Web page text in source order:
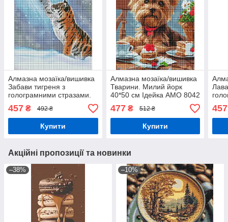
Алмазна мозаїка/вишивка
Забави тигреня з
голограмними стразами.
Тварини 40*50 см Ідейка
AMO 7534
457 ₴ 492 ₴
Купити
Алмазна мозаїка/вишивка
Тварини. Милий йорк
40*50 см Ідейка AMO 8042
477₴ 512 ₴
Купити
457
Акційні пропозиції та новинки
–38% –10%